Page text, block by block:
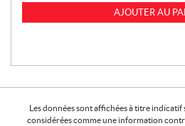
AJOUTER AU
Les données sont affichées à titre
considérées comme une information